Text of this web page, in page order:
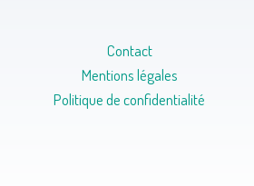
Contact
Mentions légales
Politique de confidentialité